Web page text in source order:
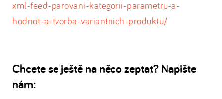
xml-feed-parovani-kategorii-parametru-a-
hodnot-a-tvorba-variantnich-produktu/
Chcete se ještě na něco zeptat? Napište
nám: